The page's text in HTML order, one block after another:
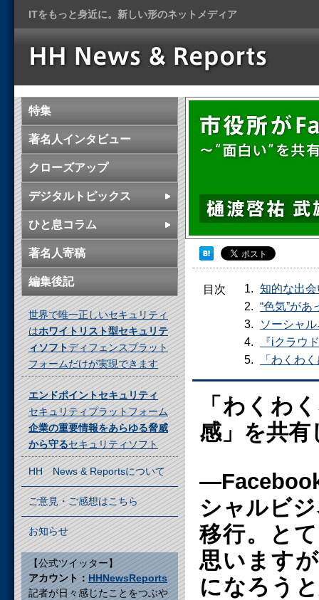
ITをもっと身近に。新しい形のネットメディア
特集
著名人インタビュー
クローズアップ
デジタルトピックス
ひと息コラム
著名人寄稿
編集後記
世界で唯一正しいセキュリティ
はホワイトリスト型セキュリテ
ィソフトディフェンスプラット
フォームだけが実現できます
エンドポイントセキュリティ
セキュリティプラットフォーム
企業の重要情報をあらゆる脅威
から守るセキュリティソフト
HH News & Reportsについて
ご意見・ご感想はこちら
お知らせ
【公式ツイッター】
アカウント： HHNewsReports
記者が日々感じたことをつぶや
目次
知的な出
“色気”があ
ソーシャ
『iクラウ
「わくわ
「わくわ
感」を共有
シャルビ
移行。と
思います
になろう